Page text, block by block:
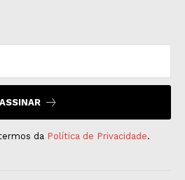
ASSINAR
da Política de Privacidade.